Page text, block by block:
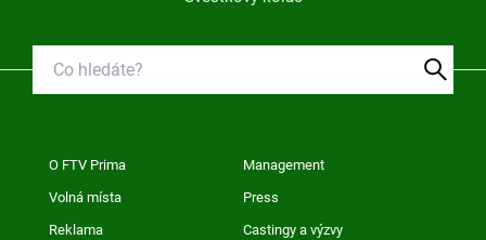
O FTV Prima Management
Volná místa Press
Reklama Castingy a výzvy